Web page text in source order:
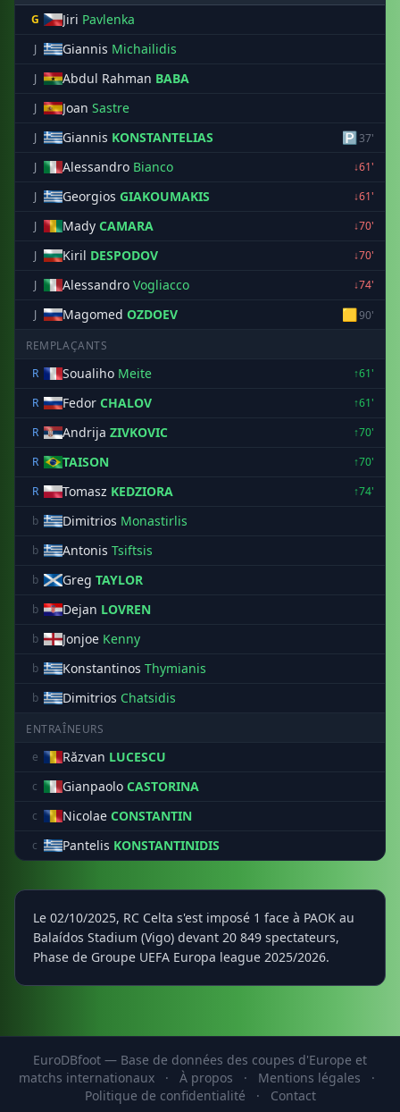
G Jiri Pavlenka
J Giannis Michailidis
J Abdul Rahman BABA
J Joan Sastre
J Giannis KONSTANTELIAS 🅿37'
J
Alessandro Bianco
↓61'
J
Georgios GIAKOUMAKIS
↓61'
J
Mady CAMARA
↓70'
J
Kiril DESPODOV
↓70'
J
Alessandro Vogliacco
↓74'
J
Magomed OZDOEV 🟨90'
REMPLAÇANTS
R
Soualiho Meite
↑61'
R
Fedor CHALOV
↑61'
R
Andrija ZIVKOVIC
↑70'
R
TAISON
↑70'
R
Tomasz KEDZIORA
↑74'
b
Dimitrios Monastirlis
b Antonis Tsiftsis
b Greg TAYLOR
b Dejan LOVREN
b Jonjoe Kenny
b Konstantinos Thymianis
b Dimitrios Chatsidis
ENTRAÎNEURS
e
Răzvan LUCESCU
c Gianpaolo CASTORINA
c Nicolae CONSTANTIN
c Pantelis KONSTANTINIDIS
Le 02/10/2025, RC Celta s'est imposé 1 face à PAOK au
Balaídos Stadium (Vigo) devant 20 849 spectateurs,
Phase de Groupe UEFA Europa league 2025/2026.
EuroDBfoot — Base de données des coupes d'Europe et
matchs internationaux
· À propos · Mentions légales
·
Politique de confidentialité
· Contact